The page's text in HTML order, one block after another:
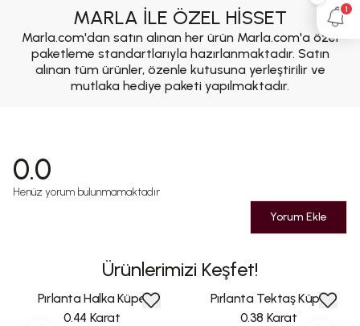
MARLA İLE ÖZEL HİSSET
Marla.com'dan satın alınan her ürün Marla.com'a özel
paketleme standartlarıyla hazırlanmaktadır. Satın
alınan tüm ürünler, özenle kutusuna yerleştirilir ve
mutlaka hediye paketi yapılmaktadır.
0.0
Henüz yorum bulunmamaktadır
Yorum Ekle
Ürünlerimizi Keşfet!
Pırlanta Halka Küpe
0.44 Karat
Pırlanta Tektaş Küpe
0.38 Karat
1